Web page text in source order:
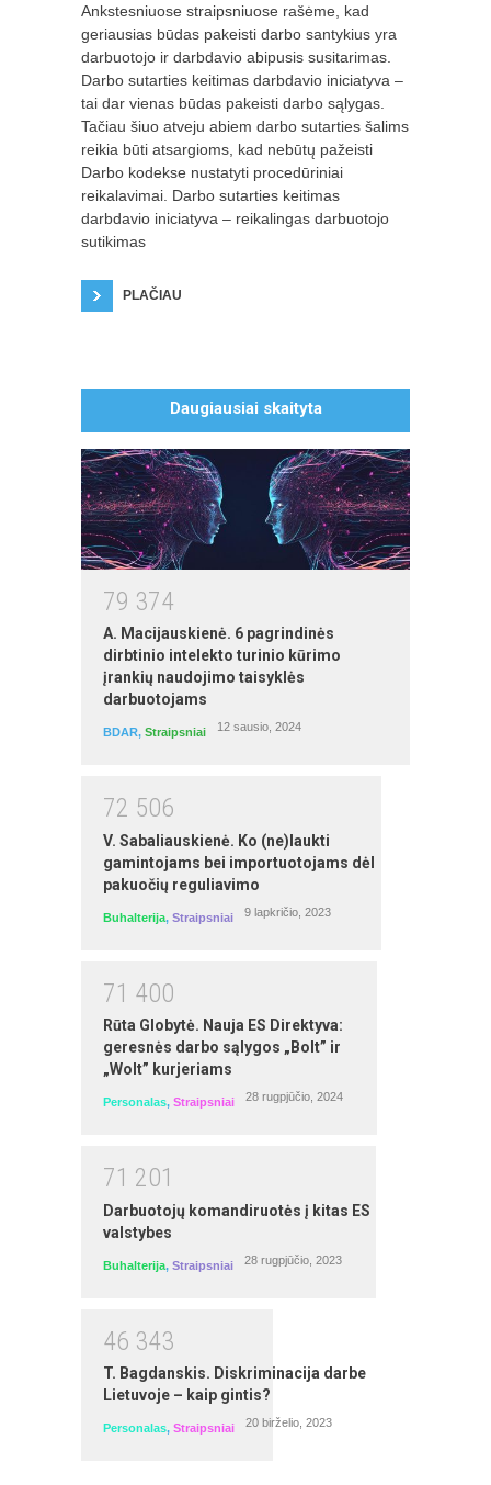
Ankstesniuose straipsniuose rašėme, kad
geriausias būdas pakeisti darbo santykius yra
darbuotojo ir darbdavio abipusis susitarimas.
Darbo sutarties keitimas darbdavio iniciatyva –
tai dar vienas būdas pakeisti darbo sąlygas.
Tačiau šiuo atveju abiem darbo sutarties šalims
reikia būti atsargioms, kad nebūtų pažeisti
Darbo kodekse nustatyti procedūriniai
reikalavimai. Darbo sutarties keitimas
darbdavio iniciatyva – reikalingas darbuotojo
sutikimas
PLAČIAU
Daugiausiai skaityta
79 374
A. Macijauskienė. 6 pagrindinės
dirbtinio intelekto turinio kūrimo
įrankių naudojimo taisyklės
darbuotojams
BDAR, Straipsniai 12 sausio, 2024
72 506
V. Sabaliauskienė. Ko (ne)laukti
gamintojams bei importuotojams dėl
pakuočių reguliavimo
Buhalterija, Straipsniai 9 lapkričio, 2023
71 400
Rūta Globytė. Nauja ES Direktyva:
geresnės darbo sąlygos „Bolt” ir
„Wolt” kurjeriams
Personalas, Straipsniai 28 rugpjūčio, 2024
71 201
Darbuotojų komandiruotės į kitas ES
valstybes
Buhalterija, Straipsniai 28 rugpjūčio, 2023
46 343
T. Bagdanskis. Diskriminacija darbe
Lietuvoje – kaip gintis?
Personalas, Straipsniai 20 birželio, 2023
MS PowerPoint mokymai
MS Word mokymai
autorius: Egidijus Grigūnas
pradedantiesiems (savarankiški
nuotoliniai mokymai)
autorius: Laima Buitkienė
skaičiavimas, apskaita ir pakeitimai
Seminarą veda: Irma Kamarauskienė